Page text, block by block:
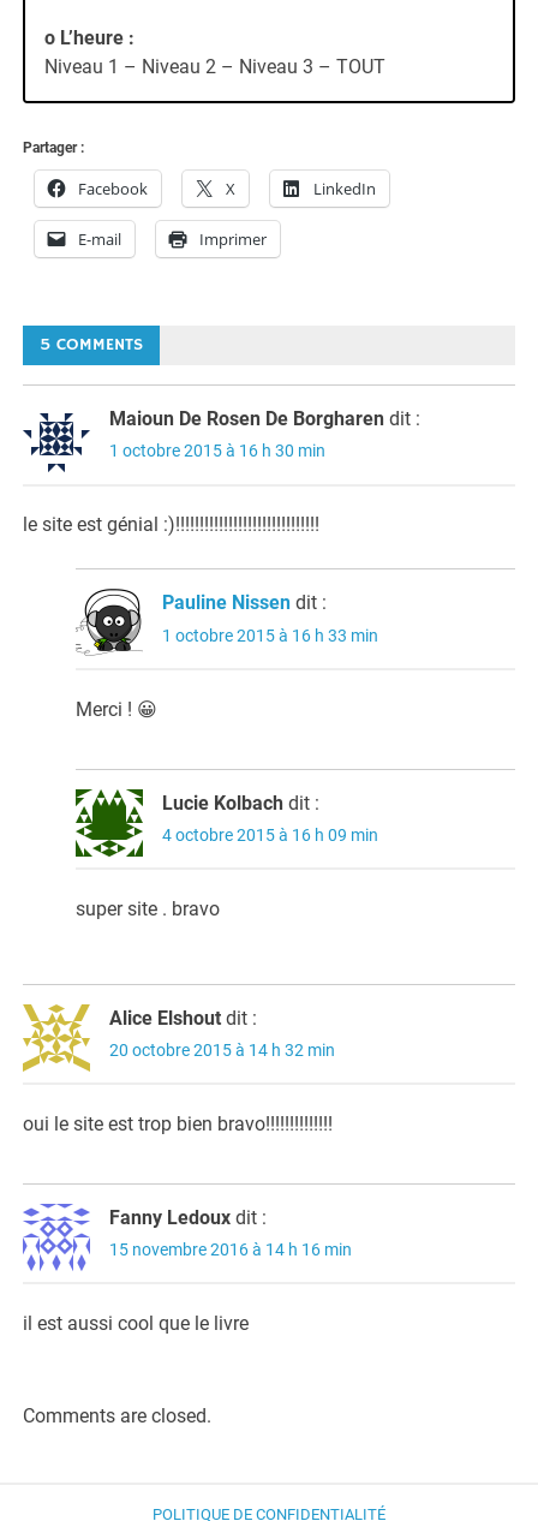
o L’heure :
Niveau 1 – Niveau 2 – Niveau 3 – TOUT
Partager :
Facebook X LinkedIn
E-mail Imprimer
5 COMMENTS
Maioun De Rosen De Borgharen dit :
1 octobre 2015 à 16 h 30 min
le site est génial :)!!!!!!!!!!!!!!!!!!!!!!!!!!!!!!
Pauline Nissen dit :
1 octobre 2015 à 16 h 33 min
Merci ! 😀
Lucie Kolbach dit :
4 octobre 2015 à 16 h 09 min
super site . bravo
Alice Elshout dit :
20 octobre 2015 à 14 h 32 min
oui le site est trop bien bravo!!!!!!!!!!!!!!
Fanny Ledoux dit :
15 novembre 2016 à 14 h 16 min
il est aussi cool que le livre
Comments are closed.
POLITIQUE DE CONFIDENTIALITÉ